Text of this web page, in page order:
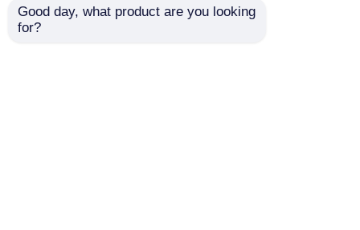
Good day, what product are you looking
for?